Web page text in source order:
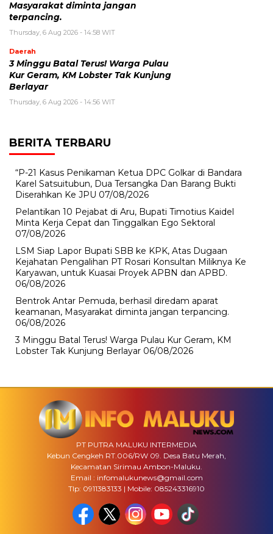
Masyarakat diminta jangan
terpancing.
Thursday, 6 Aug 2026 - 14:58 WIT
Daerah
3 Minggu Batal Terus! Warga Pulau
Kur Geram, KM Lobster Tak Kunjung
Berlayar
Thursday, 6 Aug 2026 - 14:56 WIT
BERITA TERBARU
“P-21 Kasus Penikaman Ketua DPC Golkar di Bandara
Karel Satsuitubun, Dua Tersangka Dan Barang Bukti
Diserahkan Ke JPU 07/08/2026
Pelantikan 10 Pejabat di Aru, Bupati Timotius Kaidel
Minta Kerja Cepat dan Tinggalkan Ego Sektoral
07/08/2026
LSM Siap Lapor Bupati SBB ke KPK, Atas Dugaan
Kejahatan Pengalihan PT Rosari Konsultan Miliknya Ke
Karyawan, untuk Kuasai Proyek APBN dan APBD.
06/08/2026
Bentrok Antar Pemuda, berhasil diredam aparat
keamanan, Masyarakat diminta jangan terpancing.
06/08/2026
3 Minggu Batal Terus! Warga Pulau Kur Geram, KM
Lobster Tak Kunjung Berlayar 06/08/2026
PT PUTRA MALUKU INTERMEDIA
Kebun Cengkeh RT.006/RW 09. Desa Batu Merah,
Kecamatan Sirimau Ambon-Maluku.
Email : infomalukunews@gmail.com
Tlp: 0911383133 | Mobile: 085243316910